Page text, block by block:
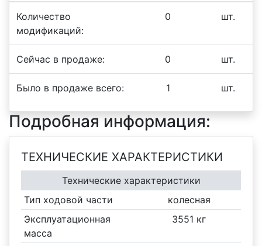
Количество
модификаций:
0 шт.
Сейчас в продаже: 0 шт.
Было в продаже всего: 1 шт.
Подробная информация:
ТЕХНИЧЕСКИЕ ХАРАКТЕРИСТИКИ
Технические характеристики
Тип ходовой части
колесная
Эксплуатационная
масса
3551 кг